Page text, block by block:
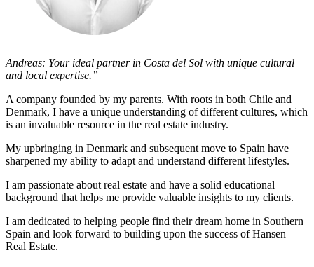
Andreas: Your ideal partner in Costa del Sol with unique cultural
and local expertise.”
A company founded by my parents. With roots in both Chile and
Denmark, I have a unique understanding of different cultures, which
is an invaluable resource in the real estate industry.
My upbringing in Denmark and subsequent move to Spain have
sharpened my ability to adapt and understand different lifestyles.
I am passionate about real estate and have a solid educational
background that helps me provide valuable insights to my clients.
I am dedicated to helping people find their dream home in Southern
Spain and look forward to building upon the success of Hansen
Real Estate.